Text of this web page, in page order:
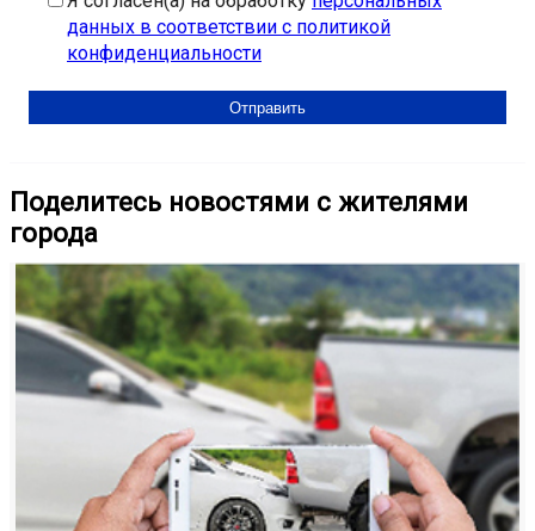
данных в соответствии с политикой
конфиденциальности
Поделитесь новостями с жителями
города